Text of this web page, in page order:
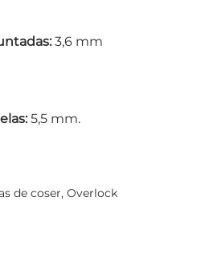
3,6 mm
5,5 mm.
de coser, Overlock